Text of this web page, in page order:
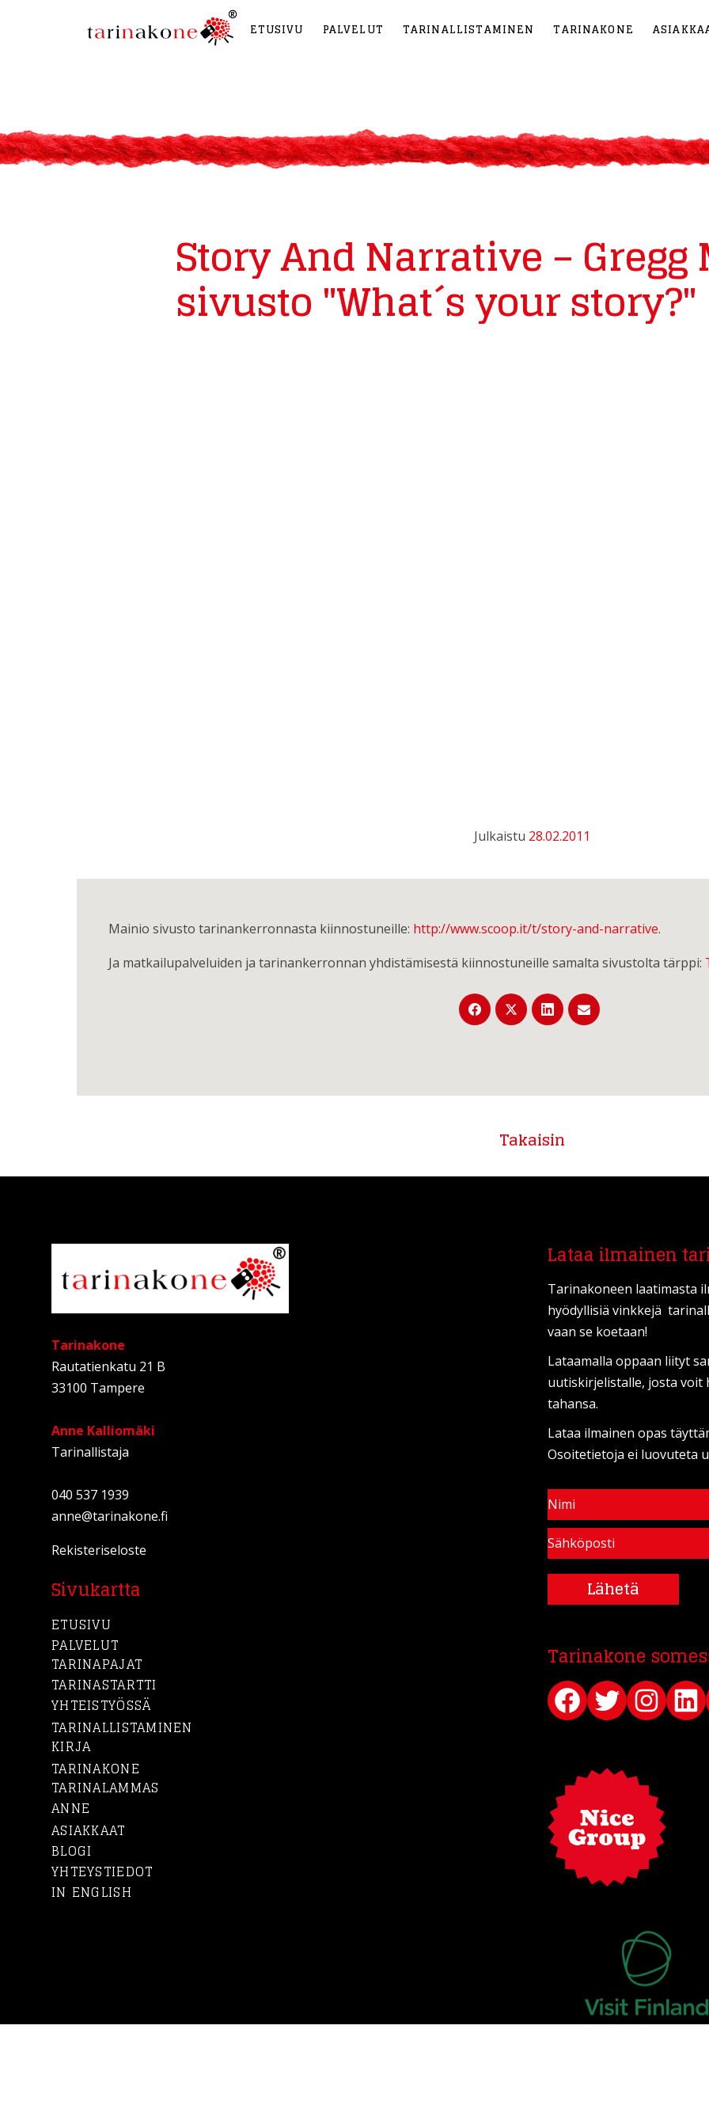
ETUSIVU PALVELUT TARINALLISTAMINEN TARINAKONE
Story And Narrative –
sivusto "What´s your story?"
Julkaistu 28.02.2011
Mainio sivusto tarinankerronnasta kiinnostuneille: http://www.scoop.it/t/story-and-narrative.
Ja matkailupalveluiden ja tarinankerronnan yhdistämisestä kiinnostuneille samalta sivustolta tärppi:
Takaisin
Tarinakone
Rautatienkatu 21 B
33100 Tampere
Anne Kalliomäki
Tarinallistaja
040 537 1939
anne@tarinakone.fi
Rekisteriseloste
Sivukartta
ETUSIVU
PALVELUT
TARINAPAJAT
TARINASTARTTI
YHTEISTYÖSSÄ
TARINALLISTAMINEN
KIRJA
TARINAKONE
TARINALAMMAS
ANNE
ASIAKKAAT
BLOGI
YHTEYSTIEDOT
IN ENGLISH
Lataa ilmainen
Tarinakoneen laatimasta
hyödyllisiä vinkkejä
vaan se koetaan!
Lataamalla oppaan liityt
uutiskirjelistalle, josta voit
tahansa.
Lataa ilmainen opas
Osoitetietoja ei luovuteta
Lähetä
Tarinakone
Facebook Twitter Instagram LinkedIn